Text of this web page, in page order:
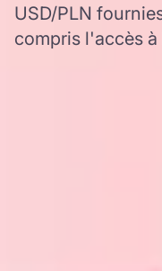
USD/PLN
compris l'accès